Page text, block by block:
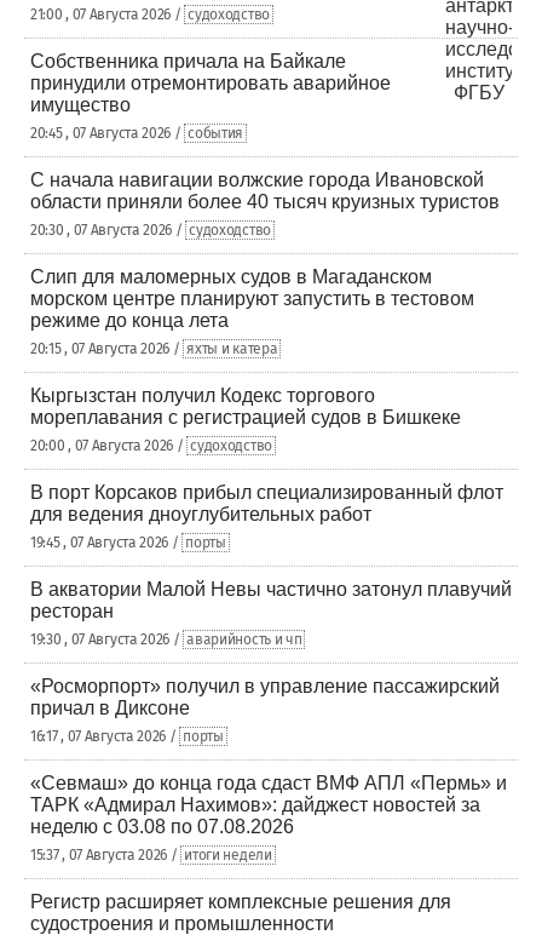
21:00 , 07 Августа 2026 / судоходство
Собственника причала на Байкале
принудили отремонтировать аварийное
имущество
20:45 , 07 Августа 2026 / события
С начала навигации волжские города Ивановской
области приняли более 40 тысяч круизных туристов
20:30 , 07 Августа 2026 / судоходство
Слип для маломерных судов в Магаданском
морском центре планируют запустить в тестовом
режиме до конца лета
20:15 , 07 Августа 2026 / яхты и катера
Кыргызстан получил Кодекс торгового
мореплавания с регистрацией судов в Бишкеке
20:00 , 07 Августа 2026 / судоходство
В порт Корсаков прибыл специализированный флот
для ведения дноуглубительных работ
19:45 , 07 Августа 2026 / порты
В акватории Малой Невы частично затонул плавучий
ресторан
19:30 , 07 Августа 2026 / аварийность и чп
«Росморпорт» получил в управление пассажирский
причал в Диксоне
16:17 , 07 Августа 2026 / порты
«Севмаш» до конца года сдаст ВМФ АПЛ «Пермь» и
ТАРК «Адмирал Нахимов»: дайджест новостей за
неделю с 03.08 по 07.08.2026
15:37 , 07 Августа 2026 / итоги недели
Регистр расширяет комплексные решения для
судостроения и промышленности